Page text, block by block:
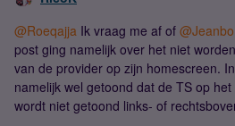
@Roeqajja Ik vraag me af of @Jeanbo
post ging namelijk over het niet
van de provider op zijn homescreen.
namelijk wel getoond dat de TS op
wordt niet getoond links- of